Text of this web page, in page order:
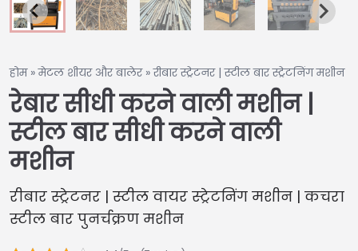
होम»मेटल शीयर और बालेर»रीबार स्ट्रेटनर | स्टील बार स्ट्रेटनिंग मशीन
रेबार सीधी करने वाली मशीन |
स्टील बार सीधी करने वाली
मशीन
रीबार स्ट्रेटनर | स्टील वायर स्ट्रेटनिंग मशीन | कचरा
स्टील बार पुनर्चक्रण मशीन